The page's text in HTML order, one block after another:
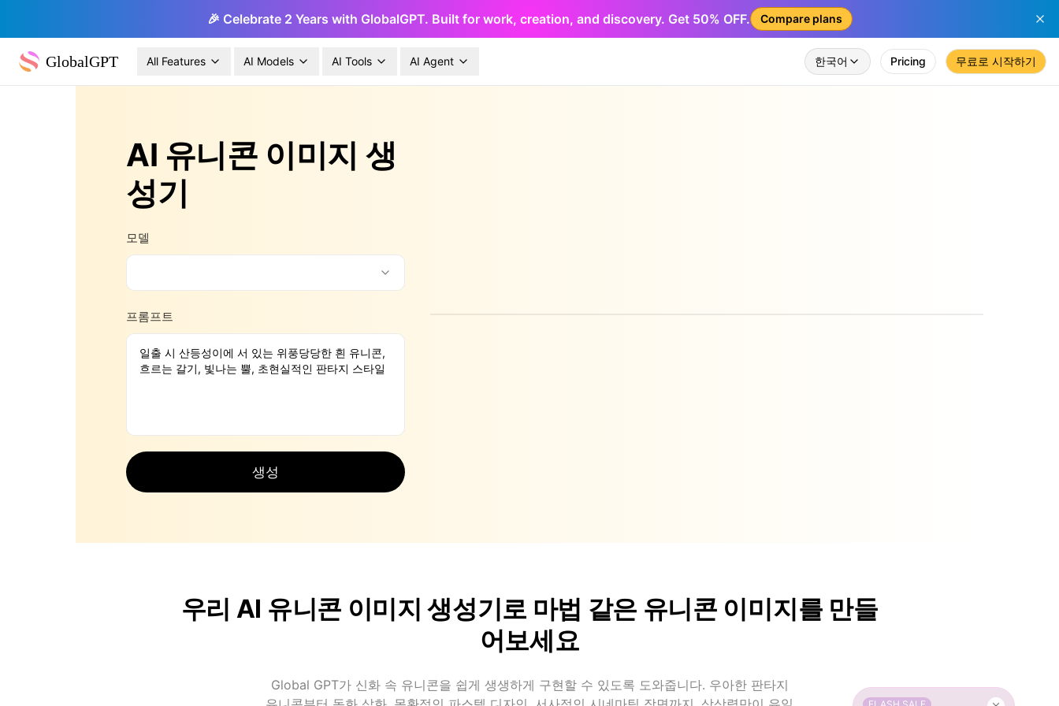
🎉 Celebrate 2 Years with GlobalGPT. Built for work, creation, and discovery. Get 50% OFF. Compare plans
GlobalGPT All Features AI Models AI Tools AI Agent 한국어 Pricing 무료로 시작하기
AI 유니콘 이미지 생
성기
모델
프롬프트
생성
우리 AI 유니콘 이미지 생성기로 마법 같은 유니콘 이미지를 만들
어보세요
Global GPT가 신화 속 유니콘을 쉽게 생생하게 구현할 수 있도록 도와줍니다. 우아한 판타지